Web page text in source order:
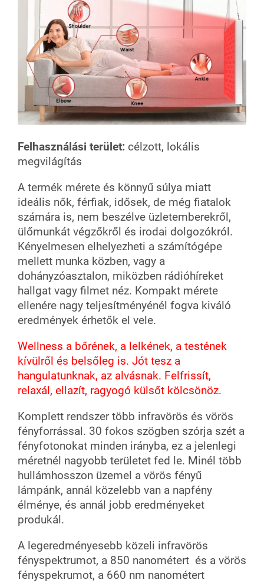
Felhasználási terület: célzott, lokális
megvilágítás
A termék mérete és könnyű súlya miatt
ideális nők, férfiak, idősek, de még fiatalok
számára is, nem beszélve üzletemberekről,
ülőmunkát végzőkről és irodai dolgozókról.
Kényelmesen elhelyezheti a számítógépe
mellett munka közben, vagy a
dohányzóasztalon, miközben rádióhíreket
hallgat vagy filmet néz. Kompakt mérete
ellenére nagy teljesítményénél fogva kiváló
eredmények érhetők el vele.
Wellness a bőrének, a lelkének, a testének
kívülről és belsőleg is. Jót tesz a
hangulatunknak, az alvásnak. Felfrissít,
relaxál, ellazít, ragyogó külsőt kölcsönöz.
Komplett rendszer több infravörös és vörös
fényforrással. 30 fokos szögben szórja szét a
fényfotonokat minden irányba, ez a jelenlegi
méretnél nagyobb területet fed le. Minél több
hullámhosszon üzemel a vörös fényű
lámpánk, annál közelebb van a napfény
élménye, és annál jobb eredményeket
produkál.
A legeredményesebb közeli infravörös
fényspektrumot, a 850 nanométert és a vörös
fényspekrumot, a 660 nm nanométert